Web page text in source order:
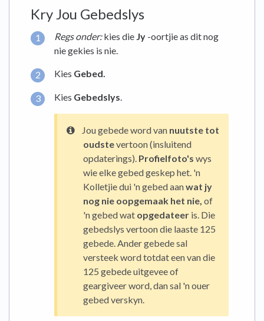
Kry Jou Gebedslys
Regs onder:kies die Jy -oortjie as dit nog
nie gekies is nie.
Kies Gebed.
Kies Gebedslys.
Jou gebede word van nuutste tot
oudstevertoon (insluitend
opdaterings). Profielfoto's wys
wie elke gebed geskep het. 'n
Kolletjie dui 'n gebed aanwat jy
nog nie oopgemaak het nie, of
'n gebed wat opgedateer is. Die
gebedslys vertoon die laaste 125
gebede. Ander gebede sal
versteek word totdat een van die
125 gebede uitgevee of
geargiveer word, dan sal 'n ouer
gebed verskyn.